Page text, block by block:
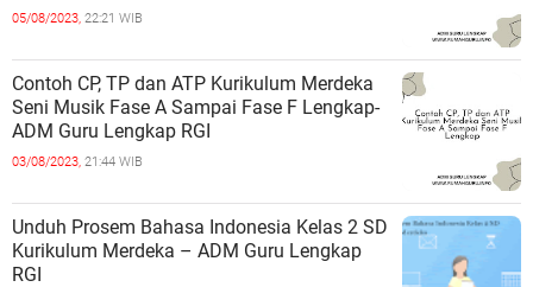
05/08/2023, 22:21 WIB
Contoh CP, TP dan ATP Kurikulum Merdeka
Seni Musik Fase A Sampai Fase F Lengkap-
ADM Guru Lengkap RGI
03/08/2023, 21:44 WIB
Unduh Prosem Bahasa Indonesia Kelas 2 SD
Kurikulum Merdeka – ADM Guru Lengkap
RGI